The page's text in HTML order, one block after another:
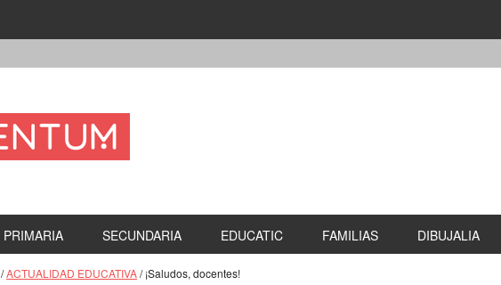
PRIMARIA SECUNDARIA EDUCATIC FAMILIAS DIBUJALIA
/ACTUALIDAD EDUCATIVA/¡Saludos, docentes!